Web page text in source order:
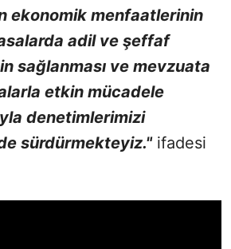
ekonomik menfaatlerinin
adil ve şeffaf
sağlanması ve mevzuata
etkin mücadele
denetimlerimizi
sürdürmekteyiz."ifadesi